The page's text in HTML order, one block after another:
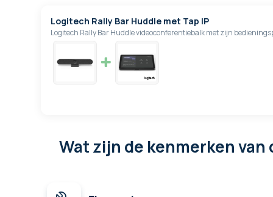
Logitech Rally Bar Huddle met Tap IP
Logitech Rally Bar Huddle videoconferentiebalk met zijn
Wat zijn de kenmerkenvan